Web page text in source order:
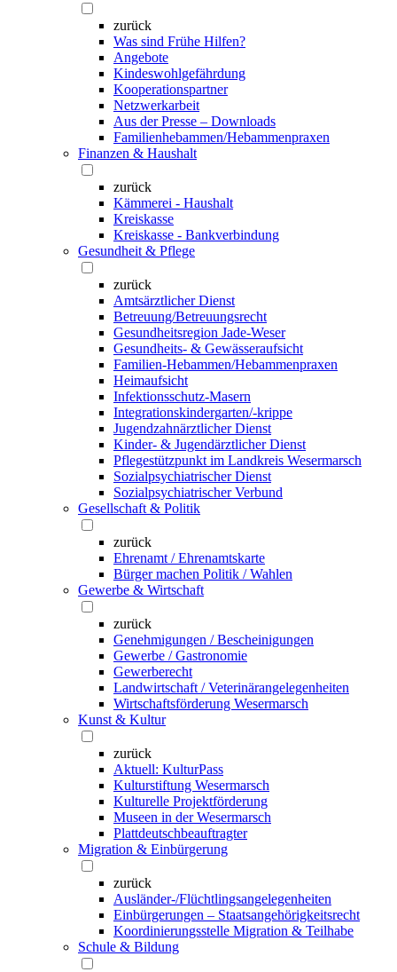
zurück
Was sind Frühe Hilfen?
Angebote
Kindeswohlgefährdung
Kooperationspartner
Netzwerkarbeit
Aus der Presse – Downloads
Familienhebammen/Hebammenpraxen
Finanzen & Haushalt
zurück
Kämmerei - Haushalt
Kreiskasse
Kreiskasse - Bankverbindung
Gesundheit & Pflege
zurück
Amtsärztlicher Dienst
Betreuung/Betreuungsrecht
Gesundheitsregion Jade-Weser
Gesundheits- & Gewässeraufsicht
Familien-Hebammen/Hebammenpraxen
Heimaufsicht
Infektionsschutz-Masern
Integrationskindergarten/-krippe
Jugendzahnärztlicher Dienst
Kinder- & Jugendärztlicher Dienst
Pflegestützpunkt im Landkreis Wesermarsch
Sozialpsychiatrischer Dienst
Sozialpsychiatrischer Verbund
Gesellschaft & Politik
zurück
Ehrenamt / Ehrenamtskarte
Bürger machen Politik / Wahlen
Gewerbe & Wirtschaft
zurück
Genehmigungen / Bescheinigungen
Gewerbe / Gastronomie
Gewerberecht
Landwirtschaft / Veterinärangelegenheiten
Wirtschaftsförderung Wesermarsch
Kunst & Kultur
zurück
Aktuell: KulturPass
Kulturstiftung Wesermarsch
Kulturelle Projektförderung
Museen in der Wesermarsch
Plattdeutschbeauftragter
Migration & Einbürgerung
zurück
Ausländer-/Flüchtlingsangelegenheiten
Einbürgerungen – Staatsangehörigkeitsrecht
Koordinierungsstelle Migration & Teilhabe
Schule & Bildung